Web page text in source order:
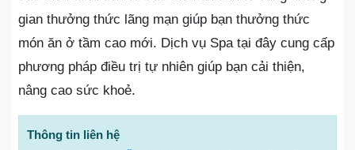
gian thưởng thức lãng mạn giúp bạn thưởng thức
món ăn ở tầm cao mới. Dịch vụ Spa tại đây cung cấp
phương pháp điều trị tự nhiên giúp bạn cải thiện,
nâng cao sức khoẻ.
Thông tin liên hệ